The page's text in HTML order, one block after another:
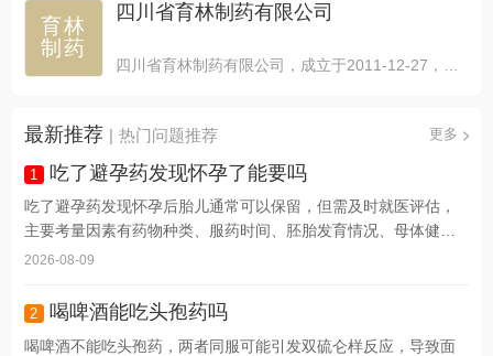
育林
制药
四川省育林制药有限公司
最新推荐 | 热门问题推荐 更多
1 吃了避孕药发现怀孕了能要吗
吃了避孕药发现怀孕后胎儿通常可以保留，但需及时就医评估，
主要考量因素有药物种类、服药时间、胚胎发育情况、母体健康
状...
2026-08-09
2 喝啤酒能吃头孢药吗
喝啤酒不能吃头孢药，两者同服可能引发双硫仑样反应，导致面